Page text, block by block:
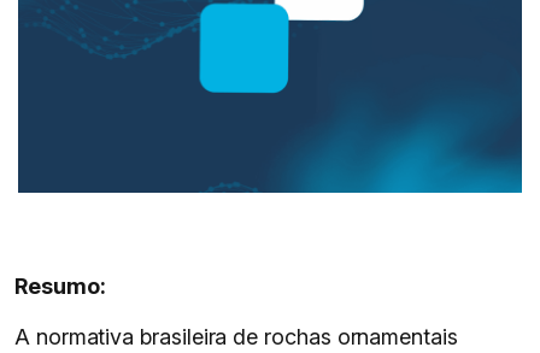
Resumo:
A normativa brasileira de rochas ornamentais